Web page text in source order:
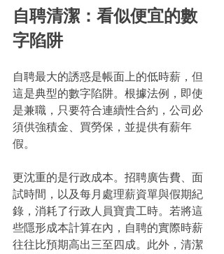
自聘清潔：看似便宜的數
字陷阱
自聘最大的誘惑是帳面上的低時薪，但
這是典型的數字陷阱。根據法例，即使
是兼職，只要符合連續性合約，公司必
須供強積金、買勞保，並提供有薪年
假。
更沈重的是行政成本。招聘廣告費、面
試時間，以及每月處理薪資單與假期紀
錄，消耗了行政人員寶貴工時。若將這
些隱形成本計算在內，自聘的實際時薪
往往比預期高出三至四成。此外，清潔